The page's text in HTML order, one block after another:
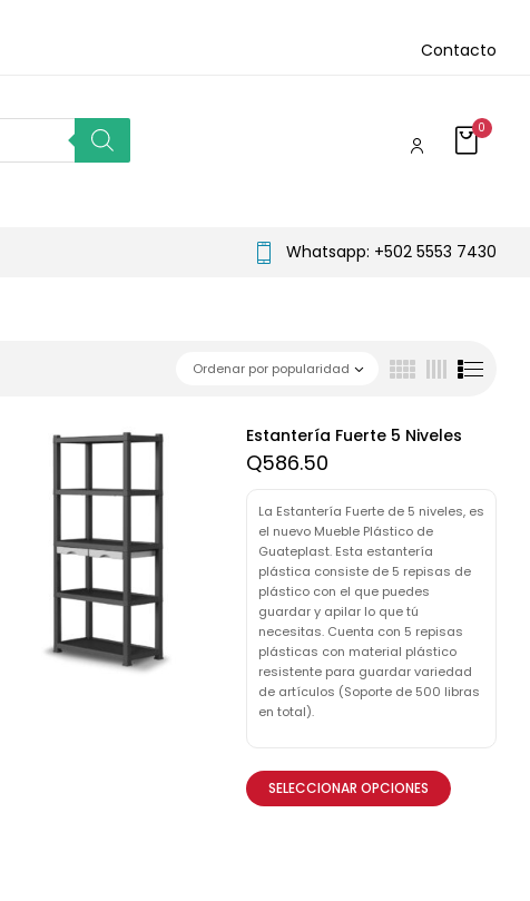
Contacto
0
Whatsapp: +502 5553 7430
Ordenar por popularidad
Estantería Fuerte 5 Niveles
Q586.50
La Estantería Fuerte de 5 niveles, es
el nuevo Mueble Plástico de
Guateplast. Esta estantería
plástica consiste de 5 repisas de
plástico con el que puedes
guardar y apilar lo que tú
necesitas. Cuenta con 5 repisas
plásticas con material plástico
resistente para guardar variedad
de artículos (Soporte de 500 libras
en total).
SELECCIONAR OPCIONES